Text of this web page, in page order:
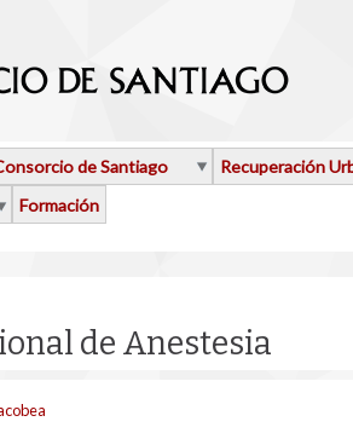
de Santiago
Recuperación
Formación
de Anestesia